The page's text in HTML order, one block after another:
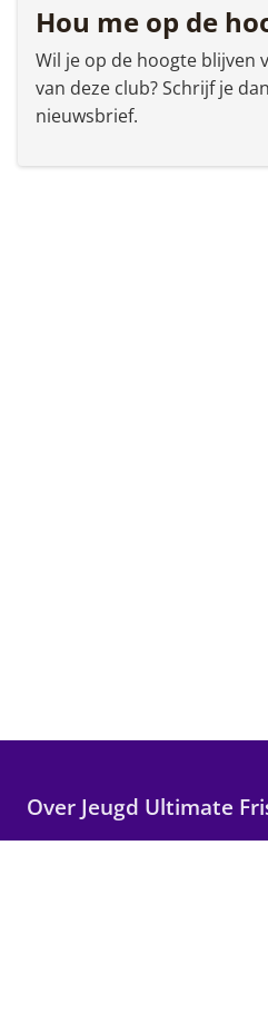
Hou me op de
Wil je op de hoogte blijven
van deze club? Schrijf je
nieuwsbrief.
Over Jeugd Ultimate